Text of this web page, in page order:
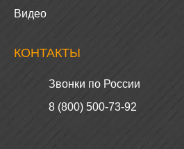
Видео
КОНТАКТЫ
Звонки по России
8 (800) 500-73-92